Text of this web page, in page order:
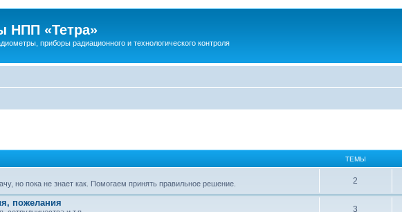
НПП «Тетра»
приборы радиационного и технологического контроля
ТЕМЫ
но пока не знает как. Помогаем принять правильное решение. 2
пожелания
3